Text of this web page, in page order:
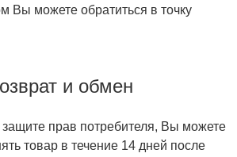
Вы можете обратиться в точку
и обмен
защите прав потребителя, Вы можете
товар в течение 14 дней после